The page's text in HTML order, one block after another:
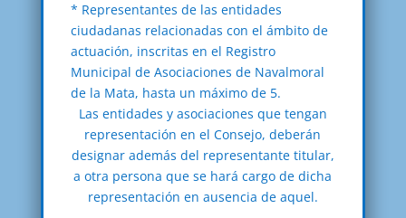
* Representantes de las entidades
ciudadanas relacionadas con el ámbito de
actuación, inscritas en el Registro
Municipal de Asociaciones de Navalmoral
de la Mata, hasta un máximo de 5.
Las entidades y asociaciones que tengan
representación en el Consejo, deberán
designar además del representante titular,
a otra persona que se hará cargo de dicha
representación en ausencia de aquel.